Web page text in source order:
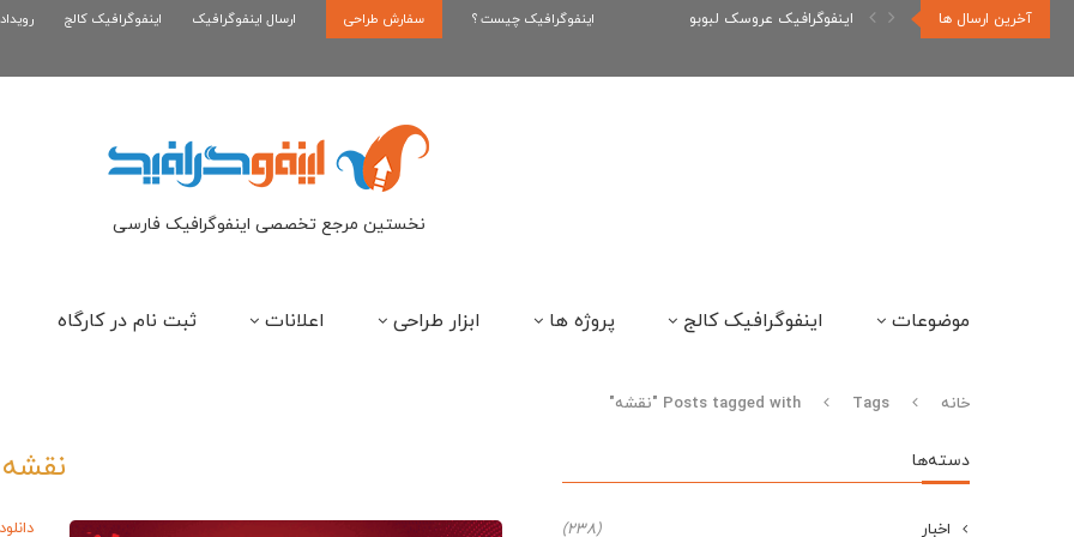
آخرین ارسال ها اینفوگرافیک رپر های فارسی نسل... اینفوگرافیک بازی کلش رویال اینفوگرافیک چیست ؟ سفارش طراحی ارسال اینفوگرافیک اینفوگرافیک کالج
نخستین مرجع تخصصی اینفوگرافیک فارسی
موضوعات اینفوگرافیک کالج پروژه ها ابزار طراحی اعلانات ثبت نام در کارگاه
خانه Tags Posts tagged with "نقشه"
نقشه
دانلود
دسته‌ها
اخبار (238)